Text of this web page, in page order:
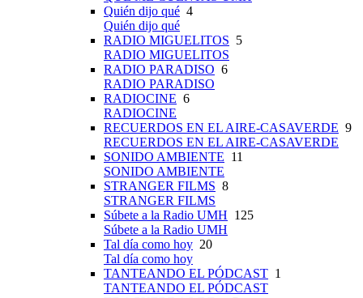
Quién dijo qué 4
Quién dijo qué
RADIO MIGUELITOS 5
RADIO MIGUELITOS
RADIO PARADISO 6
RADIO PARADISO
RADIOCINE 6
RADIOCINE
RECUERDOS EN EL AIRE-CASAVERDE 9
RECUERDOS EN EL AIRE-CASAVERDE
SONIDO AMBIENTE 11
SONIDO AMBIENTE
STRANGER FILMS 8
STRANGER FILMS
Súbete a la Radio UMH 125
Súbete a la Radio UMH
Tal día como hoy 20
Tal día como hoy
TANTEANDO EL PÓDCAST 1
TANTEANDO EL PÓDCAST